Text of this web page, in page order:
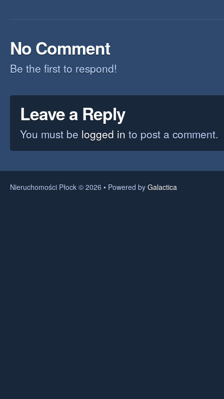
No Comment
Be the first to respond!
Leave a Reply
You must be logged in to post a comment.
Nieruchomości Płock © 2026 • Powered by Galactica